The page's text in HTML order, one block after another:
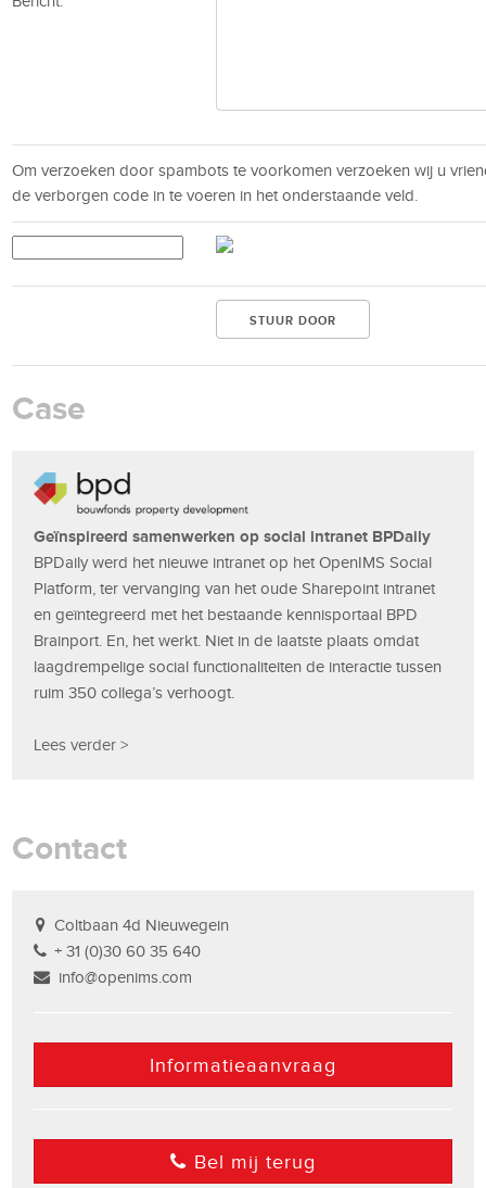
Om verzoeken door spambots te voorkomen verzoeken wij u
de verborgen code in te voeren in het onderstaande veld.
Case
Geïnspireerd samenwerken op social intranet BPDaily
BPDaily werd het nieuwe intranet op het OpenIMS Social
Platform, ter vervanging van het oude Sharepoint intranet
en geïntegreerd met het bestaande kennisportaal BPD
Brainport. En, het werkt. Niet in de laatste plaats omdat
laagdrempelige social functionaliteiten de interactie tussen
ruim 350 collega’s verhoogt.
Lees verder >
Contact
Coltbaan 4d Nieuwegein
+ 31 (0)30 60 35 640
info@openims.com
Informatieaanvraag
Bel mij terug